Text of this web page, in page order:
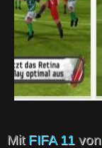
Mit FIFA 11 von